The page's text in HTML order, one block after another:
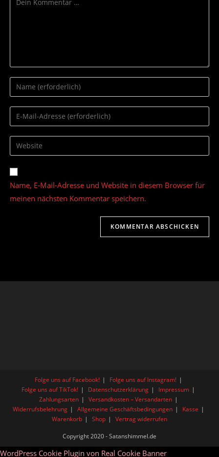
Gib
deinen
Namen
oder
zum
Kommentieren
ein
Gib
deine
E-
Mail-
zum
Kommentieren
ein
Gib
deine
Website-
URL
ein
(optional)
Name, E-Mail-Adresse und Website in diesem Browser für
meinen nächsten Kommentar speichern.
Folge uns auf Facebook!
Folge uns auf Instagram!
Folge uns auf TikTok!
Datenschutzerklärung
Impressum
Zahlungsarten
Versandkosten – Versandarten
Widerrufsbelehrung
Allgemeine Geschäftsbedingungen
Kasse
Warenkorb
Shop Vertrag widerrufen
Copyright 2020 - Satanshimmel.de
WordPress Cookie Plugin von Real Cookie Banner